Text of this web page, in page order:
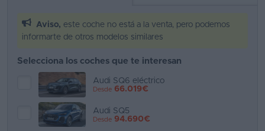
Comparador
Vender
Aviso, este coche no está a la venta, pero podemos
informarte de otros modelos similares
Selecciona los coches que te interesan
Audi SQ6 eléctrico
Desde 66.019€
Audi SQ5
Desde 94.690€